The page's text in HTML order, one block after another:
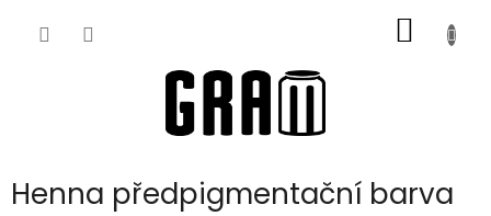
KOŠÍK
Henna předpigmentační barva